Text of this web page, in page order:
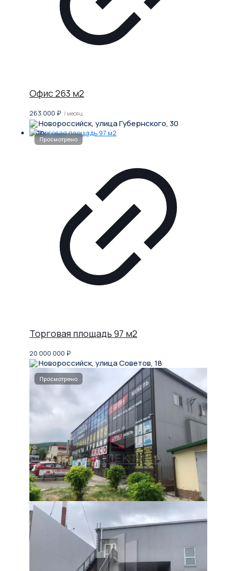
Офис 263 м2
263 000 ₽ / месяц
Новороссийск, улица Губернского, 30
Торговая площадь 97 м2
20 000 000 ₽
Новороссийск, улица Советов, 18